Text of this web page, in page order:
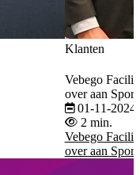
Klanten
Vebego
over aan
01-11-2024
2 min.
Vebego
over aan